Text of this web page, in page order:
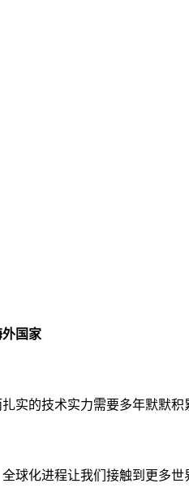
国家
实的技术实力需要多年默默积
球化进程让我们接触到更多世